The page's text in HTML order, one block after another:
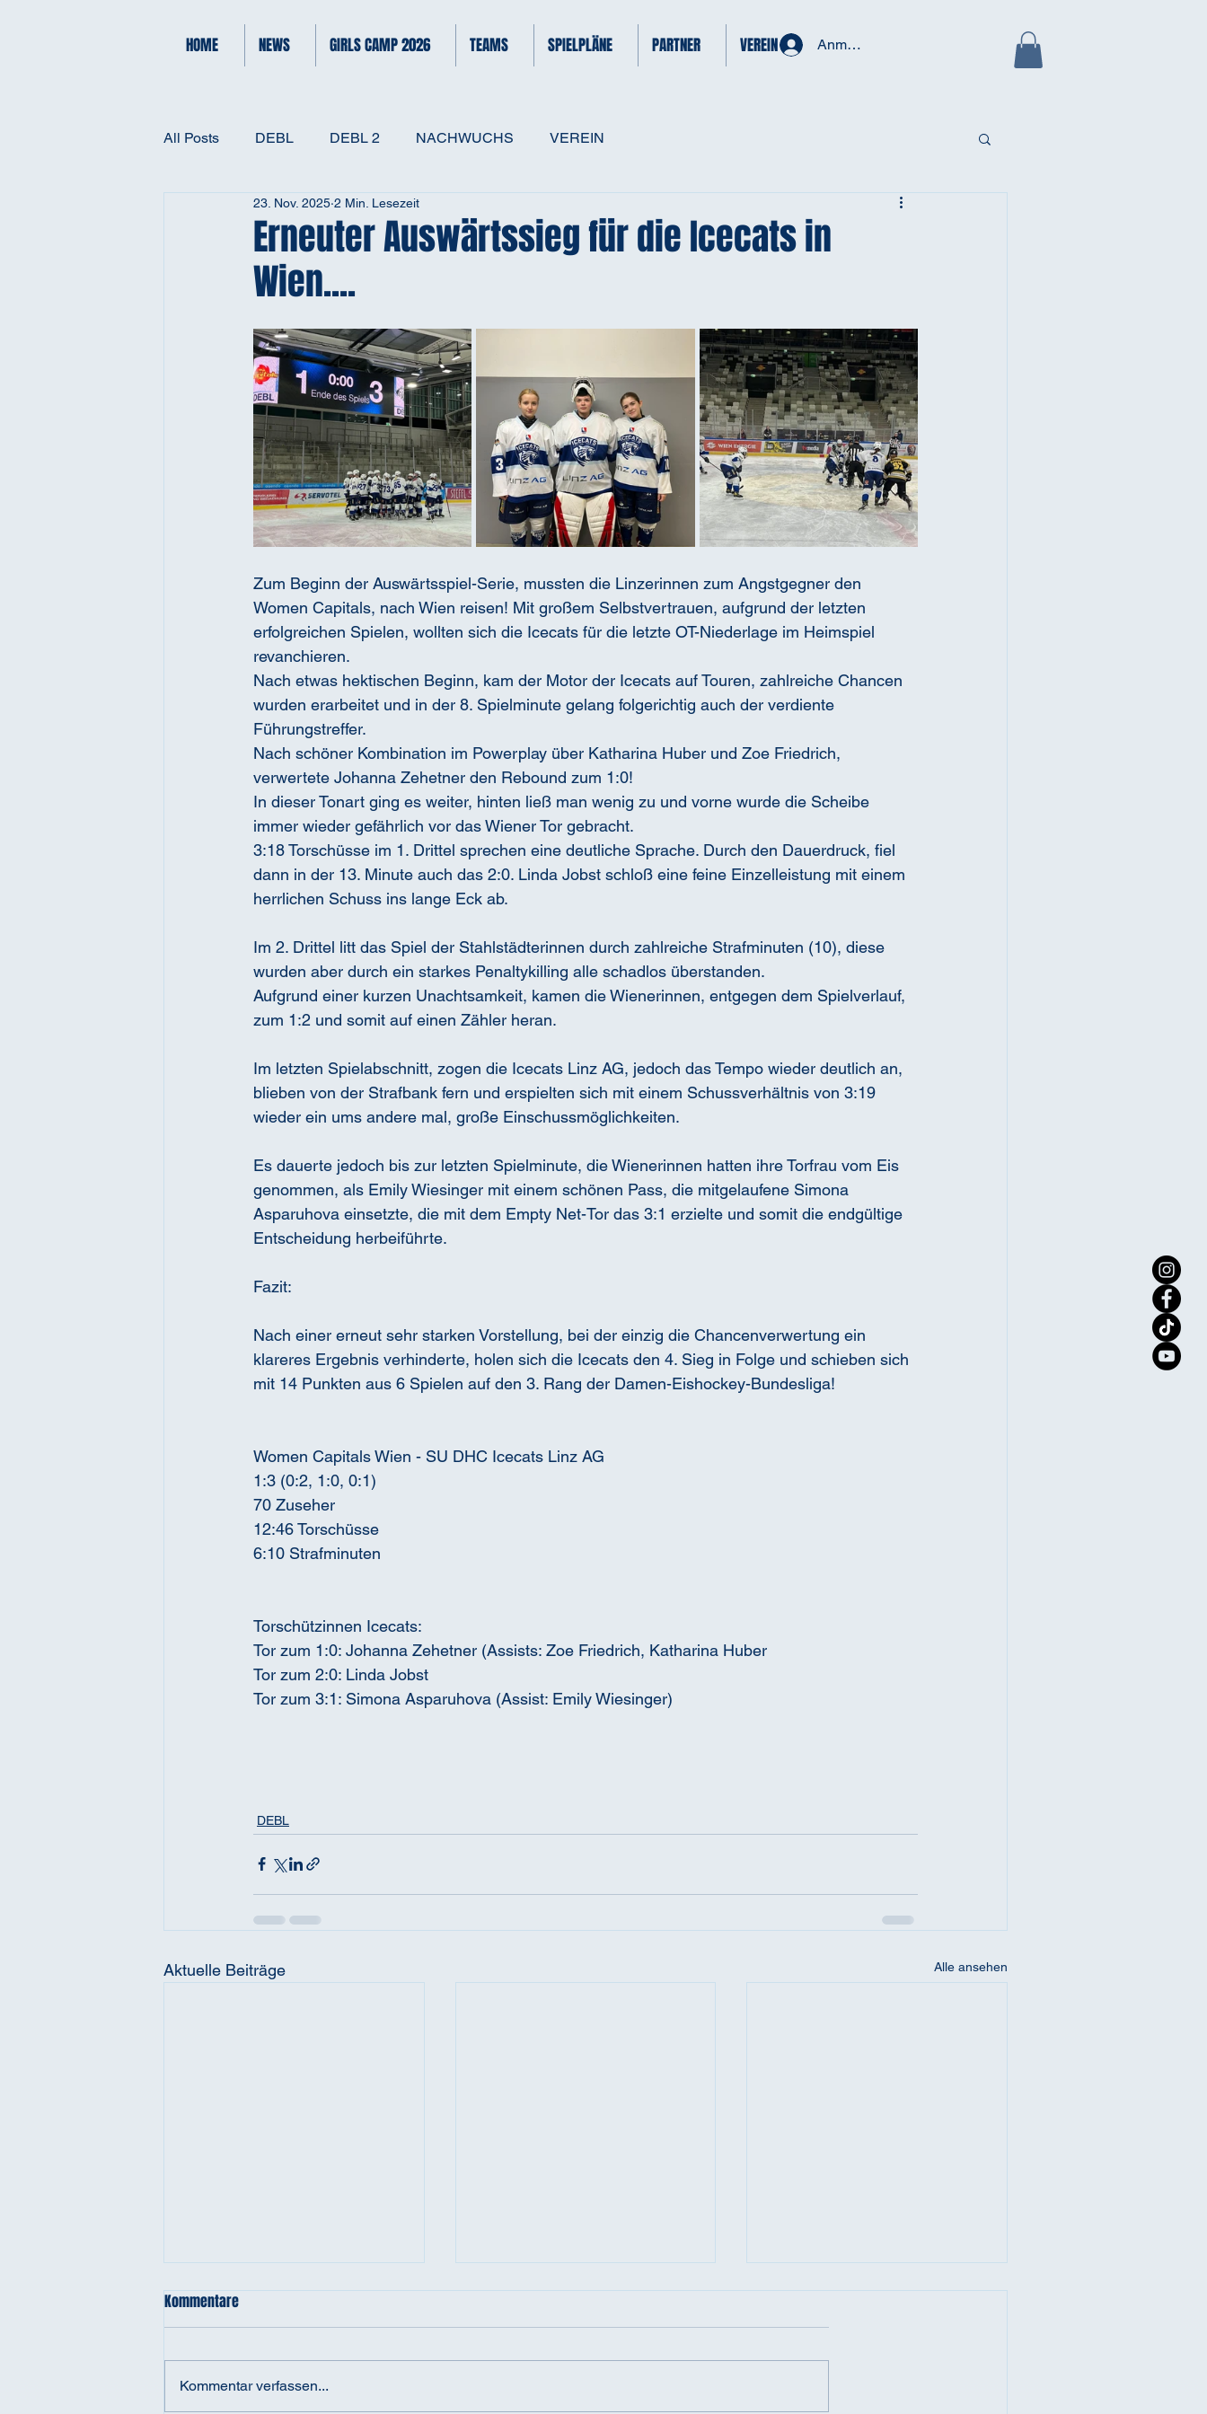
HOME NEWS GIRLS CAMP 2026 TEAMS SPIELPLÄNE PARTNER VEREIN Anmelden
All Posts DEBL DEBL 2 NACHWUCHS VEREIN
Erneuter Auswärtssieg für die Icecats in
Wien....
23. Nov. 2025 2 Min. Lesezeit
Zum Beginn der Auswärtsspiel-Serie, mussten die Linzerinnen zum Angstgegner den
Women Capitals, nach Wien reisen! Mit großem Selbstvertrauen, aufgrund der letzten
erfolgreichen Spielen, wollten sich die Icecats für die letzte OT-Niederlage im Heimspiel
revanchieren.
Nach etwas hektischen Beginn, kam der Motor der Icecats auf Touren, zahlreiche Chancen
wurden erarbeitet und in der 8. Spielminute gelang folgerichtig auch der verdiente
Führungstreffer.
Nach schöner Kombination im Powerplay über Katharina Huber und Zoe Friedrich,
verwertete Johanna Zehetner den Rebound zum 1:0!
In dieser Tonart ging es weiter, hinten ließ man wenig zu und vorne wurde die Scheibe
immer wieder gefährlich vor das Wiener Tor gebracht.
3:18 Torschüsse im 1. Drittel sprechen eine deutliche Sprache. Durch den Dauerdruck, fiel
dann in der 13. Minute auch das 2:0. Linda Jobst schloß eine feine Einzelleistung mit einem
herrlichen Schuss ins lange Eck ab.
Im 2. Drittel litt das Spiel der Stahlstädterinnen durch zahlreiche Strafminuten (10), diese
wurden aber durch ein starkes Penaltykilling alle schadlos überstanden.
Aufgrund einer kurzen Unachtsamkeit, kamen die Wienerinnen, entgegen dem Spielverlauf,
zum 1:2 und somit auf einen Zähler heran.
Im letzten Spielabschnitt, zogen die Icecats Linz AG, jedoch das Tempo wieder deutlich an,
blieben von der Strafbank fern und erspielten sich mit einem Schussverhältnis von 3:19
wieder ein ums andere mal, große Einschussmöglichkeiten.
Es dauerte jedoch bis zur letzten Spielminute, die Wienerinnen hatten ihre Torfrau vom Eis
genommen, als Emily Wiesinger mit einem schönen Pass, die mitgelaufene Simona
Asparuhova einsetzte, die mit dem Empty Net-Tor das 3:1 erzielte und somit die endgültige
Entscheidung herbeiführte.
Fazit:
Nach einer erneut sehr starken Vorstellung, bei der einzig die Chancenverwertung ein
klareres Ergebnis verhinderte, holen sich die Icecats den 4. Sieg in Folge und schieben sich
mit 14 Punkten aus 6 Spielen auf den 3. Rang der Damen-Eishockey-Bundesliga!
Women Capitals Wien - SU DHC Icecats Linz AG
1:3 (0:2, 1:0, 0:1)
70 Zuseher
12:46 Torschüsse
6:10 Strafminuten
Torschützinnen Icecats:
Tor zum 1:0: Johanna Zehetner (Assists: Zoe Friedrich, Katharina Huber
Tor zum 2:0: Linda Jobst
Tor zum 3:1: Simona Asparuhova (Assist: Emily Wiesinger)
DEBL
Aktuelle Beiträge Alle ansehen
Kommentare
Kommentar verfassen...